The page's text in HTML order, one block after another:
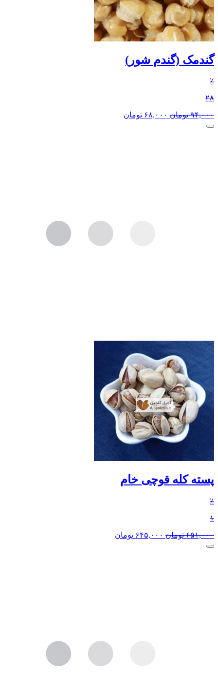
گندمک (گندم شور)
٪
۲۸
۹۴,۰۰۰ تومان ۶۸,۰۰۰ تومان
پسته کله قوچی خام
٪
۱
۶۵۱,۰۰۰ تومان ۶۴۵,۰۰۰ تومان